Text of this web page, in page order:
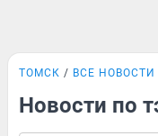
ТОМСК ВСЕ НОВОСТИ
Новости по